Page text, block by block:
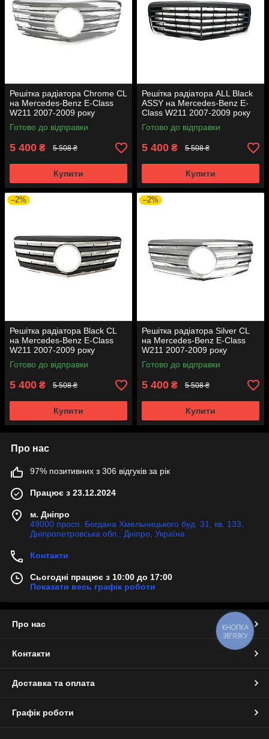
Решітка радіатора Chrome CL
на Mercedes-Benz E-Class
W211 2007-2009 року
Готово до відправки
5 400 ₴ 5 508 ₴
Купити
Решітка радіатора ALL Black
ASSY на Mercedes-Benz E-
Class W211 2007-2009 року
Готово до відправки
5 400 ₴ 5 508 ₴
Купити
–2%
Решітка радіатора Black CL
на Mercedes-Benz E-Class
W211 2007-2009 року
Готово до відправки
5 400 ₴ 5 508 ₴
Купити
–2%
Решітка радіатора Silver CL
на Mercedes-Benz E-Class
W211 2007-2009 року
Готово до відправки
5 400 ₴ 5 508 ₴
Купити
Про нас
97% позитивних з 306 відгуків за рік
Працює з 23.12.2024
м. Дніпро
49000 просп. Богдана Хмельницького буд. 31, кв. 133,
Дніпропетровська обл., Дніпро, Україна
Контакти
Сьогодні працює з 10:00 до 17:00
Показати весь графік роботи
Про нас
Контакти
Доставка та оплата
Графік роботи
КНОПКА
ЗВ'ЯЗКУ